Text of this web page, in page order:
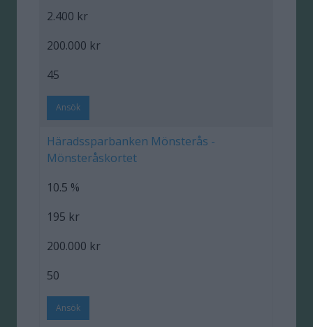
2.400 kr
200.000 kr
45
Ansök
Häradssparbanken Mönsterås -
Mönsteråskortet
10.5 %
195 kr
200.000 kr
50
Ansök